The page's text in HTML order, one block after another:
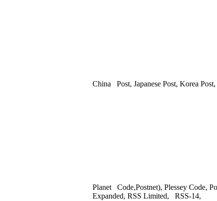
China Post, Japanese Post, Korea
Planet Code,Postnet), Plessey Code,
Expanded, RSS Limited, RSS-14,